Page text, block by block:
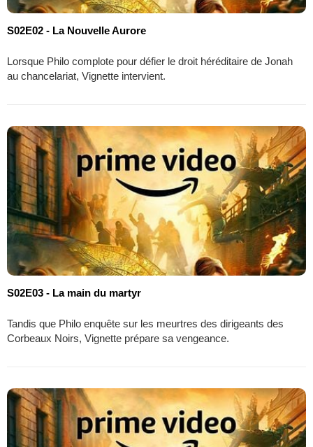
S02E02 - La Nouvelle Aurore
Lorsque Philo complote pour défier le droit héréditaire de Jonah
au chancelariat, Vignette intervient.
S02E03 - La main du martyr
Tandis que Philo enquête sur les meurtres des dirigeants des
Corbeaux Noirs, Vignette prépare sa vengeance.